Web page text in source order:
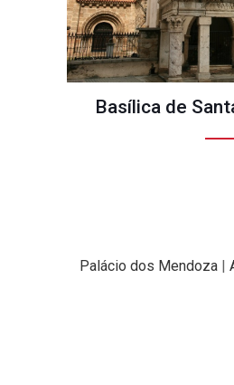
Basílica de
Palácio dos Mendoza|